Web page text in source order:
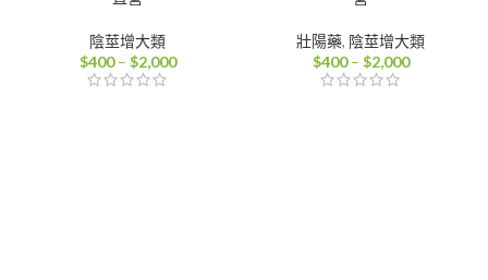
陰莖增大類
$400 – $2,000價
壯陽藥, 陰莖增大類
$400 – $2,000價